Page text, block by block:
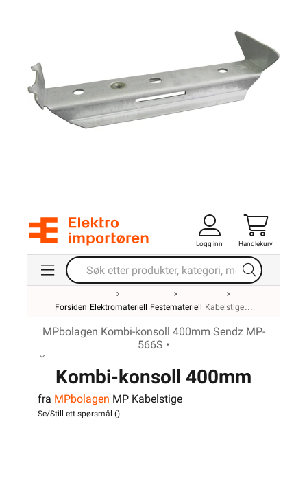
Logg inn Handlekurv
Forsiden Elektromateriell Festemateriell Kabelstige
MPbolagen Kombi-konsoll 400mm Sendz MP-
566S •
Kombi-konsoll 400mm
Sendz MP-566S
fra MPbolagen MP Kabelstige
Se/Still ett spørsmål ()